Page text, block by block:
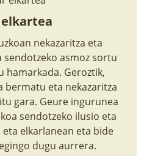
nekazaritza eta
sendotzeko asmoz sortu
hamarkada. Geroztik,
eta nekazaritza
gara. Geure ingurunea
sendotzeko ilusio eta
elkarlanean eta bide
dugu aurrera.